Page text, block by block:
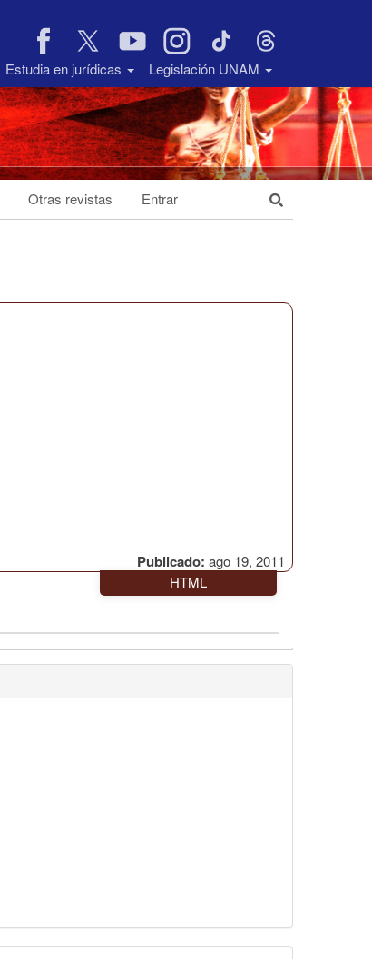
Estudia en jurídicas Legislación UNAM
Otras revistas Entrar
Publicado: ago 19, 2011
HTML